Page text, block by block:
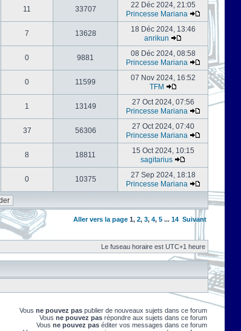
11 33707
22 Déc 2024, 21:05
Princesse Mariana
7 13628
18 Déc 2024, 13:46
anrikun
0 9881
08 Déc 2024, 08:58
Princesse Mariana
0 11599
07 Nov 2024, 16:52
TFM
1 13149
27 Oct 2024, 07:56
Princesse Mariana
37 56306
27 Oct 2024, 07:40
Princesse Mariana
8 18811
15 Oct 2024, 10:15
sagitarius
0 10375
27 Sep 2024, 18:18
Princesse Mariana
Aller vers la page 1, 2, 3, 4, 5 ... 14 Suivant
Le fuseau horaire est UTC+1 heure
Vous ne pouvez pas publier de nouveaux sujets dans ce forum
Vous ne pouvez pas répondre aux sujets dans ce forum
Vous ne pouvez pas éditer vos messages dans ce forum